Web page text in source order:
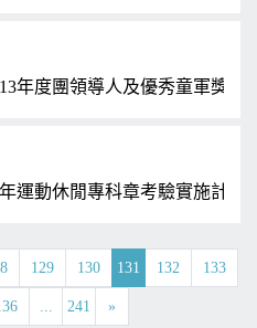
年度團領導人及優秀童軍獎章
運動休閒專科章考驗實施計畫
129 130 131 132 133
... 241 »